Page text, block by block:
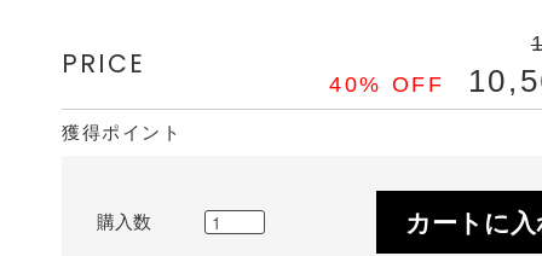
PRICE
40% OFF
獲得ポイント
購入数 カートに